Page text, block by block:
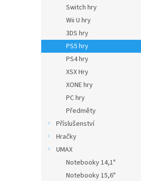
Switch hry
Wii U hry
3DS hry
PS5 hry
PS4 hry
XSX Hry
XONE hry
PC hry
Předměty
Příslušenství
Hračky
UMAX
Notebooky 14,1"
Notebooky 15,6"